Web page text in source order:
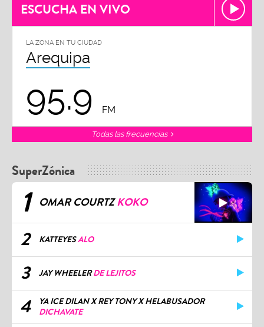
ESCUCHA EN VIVO
LA ZONA EN TU CIUDAD
Arequipa
95.9 FM
Todas las frecuencias
SuperZónica
1 OMAR COURTZKOKO
2 KATTEYESALO
3 JAY WHEELERDE LEJITOS
4
YA ICE DILAN X REY TONY X HELABUSADOR
DICHAVATE